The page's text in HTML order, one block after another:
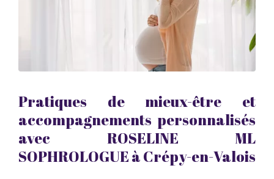
Pratiques de mieux-être et
accompagnements personnalisés
avec ROSELINE ML
SOPHROLOGUEà Crépy-en-Valois